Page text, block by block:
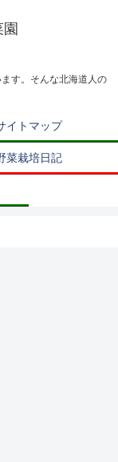
す。そんな北海道人の
イトマップ
菜栽培日記